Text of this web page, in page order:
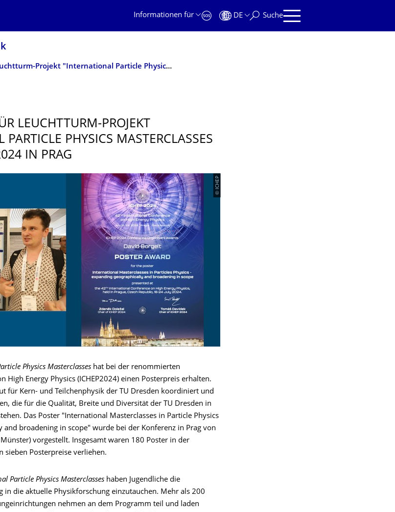
Informationen für
DE Suche
­Posterpreis für Leuchtturm-Projekt "International Particle Physics Masterclasses" bei der ICHEP2024 in Prag
LEUCHTTURM-PROJEKT
PARTICLE PHYSICS MASTERCLASSES
IN PRAG
© ICHEP
Physics Masterclasses hat bei der renommierten
High Energy Physics (ICHEP2024) einen Posterpreis erhalten.
für Kern- und Teilchenphysik der TU Dresden koordiniert und
die für die Qualität, Breite und Diversität der TU Dresden in
Das Poster "International Masterclasses in Particle Physics
and broadening in scope" wurde bei der Konferenz in Prag von
vorgestellt. Insgesamt waren 180 Poster in der
sieben Posterpreise verliehen.
Particle Physics Masterclasses haben Jugendliche die
in die aktuelle Physikforschung einzutauchen. Mehr als 200
nehmen an dem Programm teil und laden